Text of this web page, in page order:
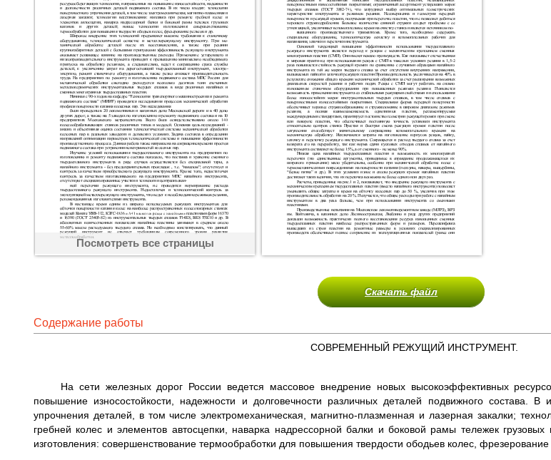
Посмотреть все страницы
Скачать файл
Содержание работы
СОВРЕМЕННЫЙ РЕЖУЩИЙ ИНСТРУМЕНТ.
На сети железных дорог России ведется массовое внедрение новых высокоэффективных
повышение износостойкости, надеж­ности и долговечности различных де­талей подвижного состава. В
упрочнения деталей, в том числе электромеханическая, магнитно-плаз­менная и лазерная закалки;
гребней колес и элементов автосцепки, наварка надрессорной балки и боковой рамы тележек гру­зовых
изготовления: совер­шенствование термообработки для повышения твердости ободьев ко­лес, фрезерование